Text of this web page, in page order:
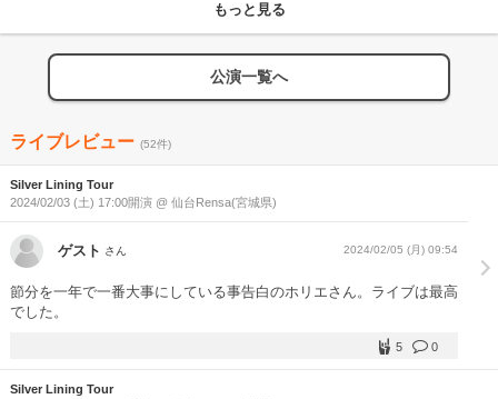
もっと見る
公演一覧へ
ライブレビュー (52件)
Silver Lining Tour
2024/02/03 (土) 17:00開演 @ 仙台Rensa(宮城県)
ゲスト さん 2024/02/05 (月) 09:54
節分を一年で一番大事にしている事告白のホリエさん。ライブは最高
でした。
0
5
Silver Lining Tour